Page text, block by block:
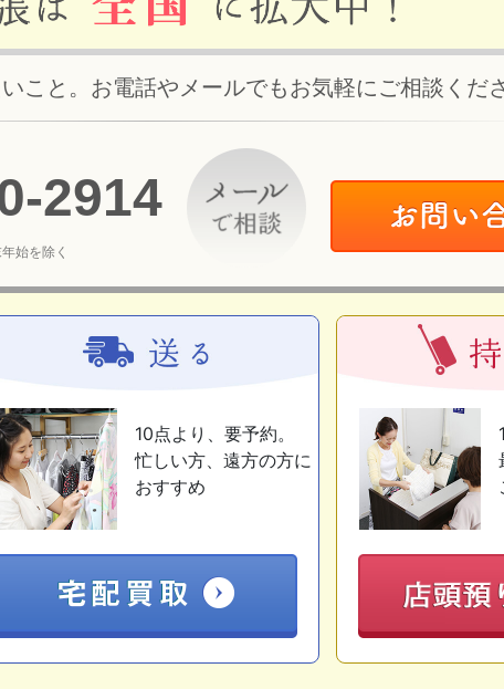
こと。お電話やメールでもお気軽にご相談くださ
-2914
始を除く
10点より、要予約。
忙しい方、遠方の方に
おすすめ